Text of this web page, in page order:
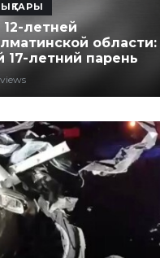
летней
области:
летний парень